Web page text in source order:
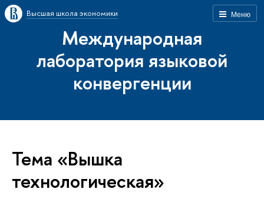
Меню
Высшая школа экономики
Международная
лаборатория языковой
конвергенции
Тема «Вышка
технологическая»